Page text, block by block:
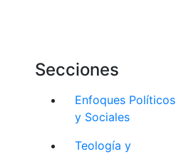
Secciones
Enfoques Políticos
y Sociales
Teología y